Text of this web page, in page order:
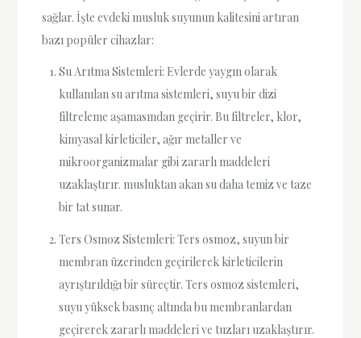
sağlar. İşte evdeki musluk suyunun kalitesini artıran
bazı popüler cihazlar:
Su Arıtma Sistemleri: Evlerde yaygın olarak
kullanılan su arıtma sistemleri, suyu bir dizi
filtreleme aşamasından geçirir. Bu filtreler, klor,
kimyasal kirleticiler, ağır metaller ve
mikroorganizmalar gibi zararlı maddeleri
uzaklaştırır. musluktan akan su daha temiz ve taze
bir tat sunar.
Ters Osmoz Sistemleri: Ters osmoz, suyun bir
membran üzerinden geçirilerek kirleticilerin
ayrıştırıldığı bir süreçtir. Ters osmoz sistemleri,
suyu yüksek basınç altında bu membranlardan
geçirerek zararlı maddeleri ve tuzları uzaklaştırır.